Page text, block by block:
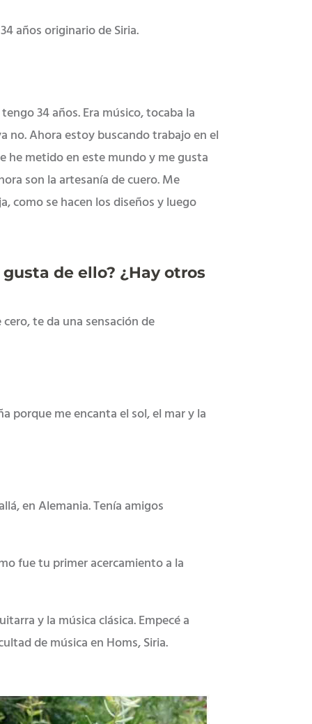
años originario de Siria.
34 años. Era músico, tocaba la
no. Ahora estoy buscando trabajo en el
he metido en este mundo y me gusta
son la artesanía de cuero. Me
como se hacen los diseños y luego
de ello? ¿Hay otros
te da una sensación de
porque me encanta el sol, el mar y la
en Alemania. Tenía amigos
fue tu primer acercamiento a la
y la música clásica. Empecé a
de música en Homs, Siria.